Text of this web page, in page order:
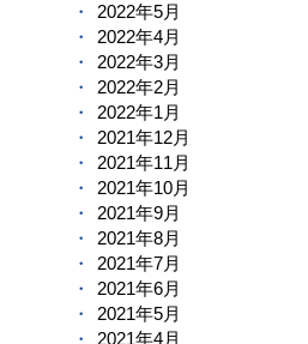
2022年5月
2022年4月
2022年3月
2022年2月
2022年1月
2021年12月
2021年11月
2021年10月
2021年9月
2021年8月
2021年7月
2021年6月
2021年5月
2021年4月